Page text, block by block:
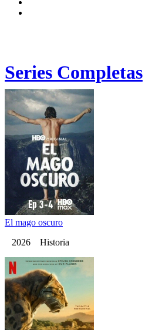
Series Completas
El mago oscuro
2026 Historia